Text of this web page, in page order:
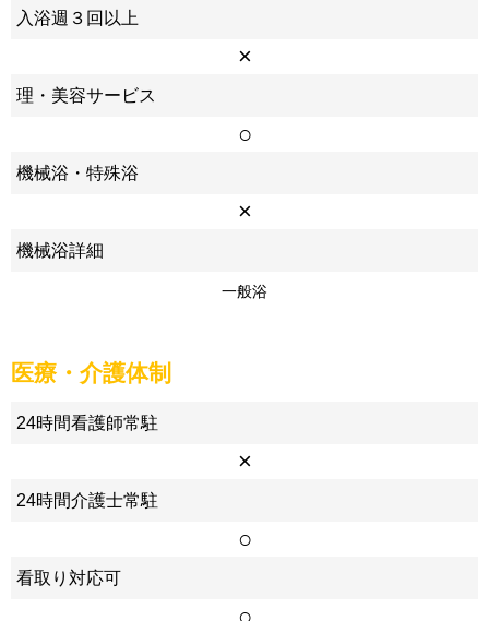
入浴週３回以上
×
理・美容サービス
○
機械浴・特殊浴
×
機械浴詳細
一般浴
医療・介護体制
24時間看護師常駐
×
24時間介護士常駐
○
看取り対応可